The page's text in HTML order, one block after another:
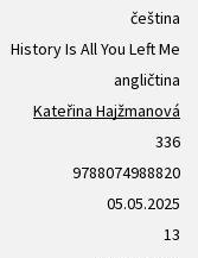
čeština
History Is All You Left Me
angličtina
Kateřina Hajžmanová
336
9788074988820
05.05.2025
13